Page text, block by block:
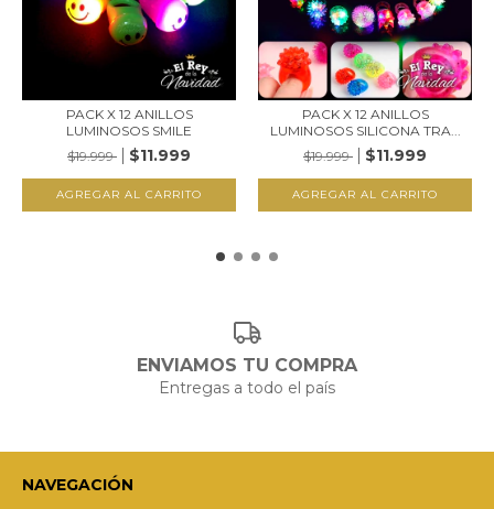
PACK X 12 ANILLOS
LUMINOSOS SMILE
$19.999
$11.999
PACK X 12 ANILLOS
LUMINOSOS SILICONA TRA...
$19.999
$11.999
ENVIAMOS TU COMPRA
Entregas a todo el país
NAVEGACIÓN